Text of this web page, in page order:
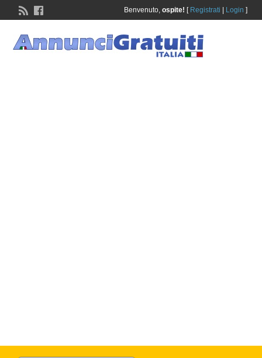
Benvenuto, ospite! [ Registrati Login ]